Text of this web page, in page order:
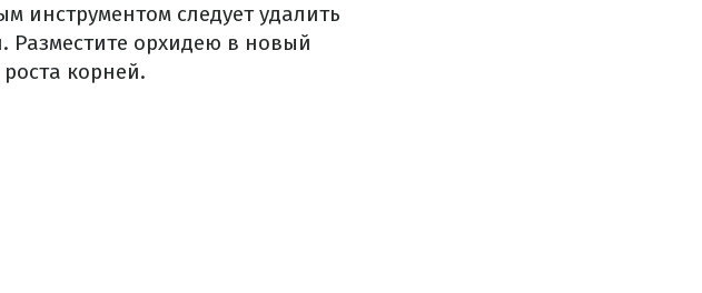
инструментом следует удалить
орхидею в новый
корней.